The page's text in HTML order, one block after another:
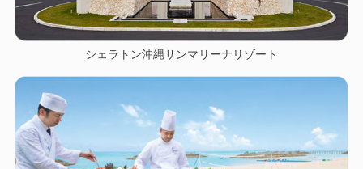
シェラトン沖縄サンマリーナリゾート